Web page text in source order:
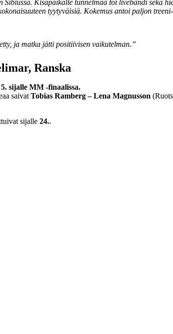
Kisapaikalle tunnelmaa toi livebändi sekä
tyytyväisiä. Kokemus antoi paljon
ja matka jätti positiivisen vaikutelman.”
Ranska
5. sijalle MM -finaalissa.
saivat Tobias Ramberg – Lena Magnusson
sijalle 24..